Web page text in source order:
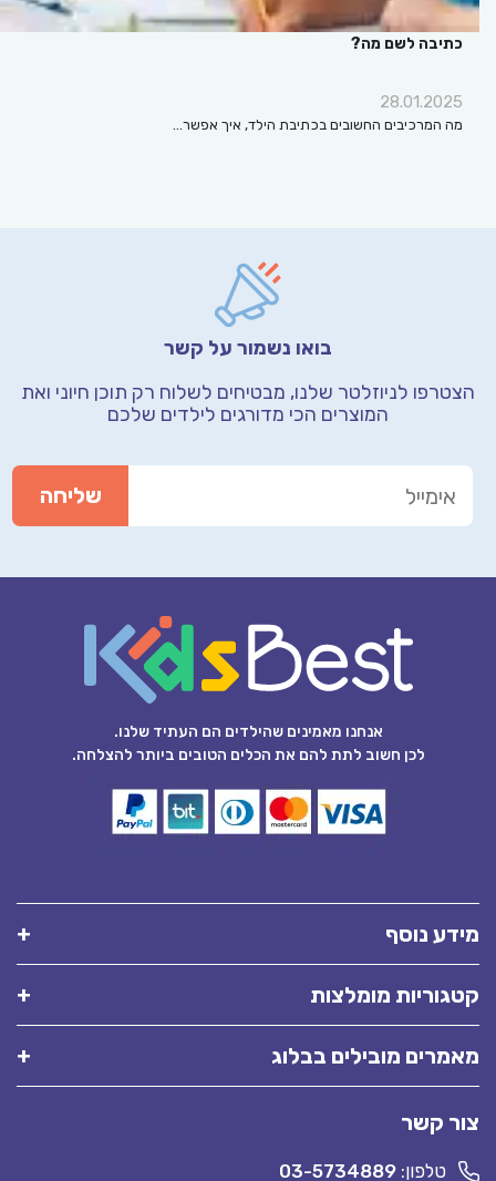
כתיבה לשם מה?
28.01.2025
מה המרכיבים החשובים בכתיבת הילד, איך אפשר…
בואו נשמור על קשר
הצטרפו לניוזלטר שלנו, מבטיחים לשלוח רק תוכן חיוני ואת
המוצרים הכי מדורגים לילדים שלכם
אנחנו מאמינים שהילדים הם העתיד שלנו.
לכן חשוב לתת להם את הכלים הטובים ביותר להצלחה.
מידע נוסף
קטגוריות מומלצות
מאמרים מובילים בבלוג
צור קשר
טלפון: 03-5734889